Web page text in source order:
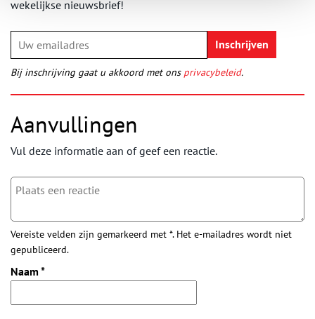
wekelijkse nieuwsbrief!
Bij inschrijving gaat u akkoord met ons privacybeleid.
Aanvullingen
Vul deze informatie aan of geef een reactie.
Vereiste velden zijn gemarkeerd met *. Het e-mailadres wordt niet
gepubliceerd.
Naam *